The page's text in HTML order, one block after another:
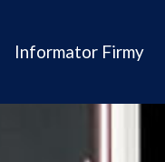
Informator Firmy